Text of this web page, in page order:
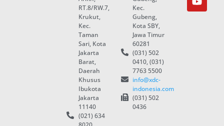
RT.8/RW.7,
Krukut,
Kec.
Taman
Sari, Kota
Jakarta
Barat,
Daerah
Khusus
Ibukota
Jakarta
11140
(021) 634
Kec.
Gubeng,
Kota SBY,
Jawa Timur
60281
(031) 502
0410, (031)
7763 5500
info@xdc-
indonesia.com
(031) 502
0436